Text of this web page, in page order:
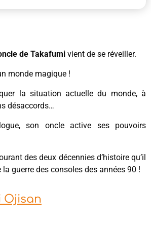
de Takafumi vient de se réveiller.
monde magique !
la situation actuelle du monde, à
désaccords…
son oncle active ses pouvoirs
des deux décennies d’histoire qu’il
guerre des consoles des années 90 !
Ojisan